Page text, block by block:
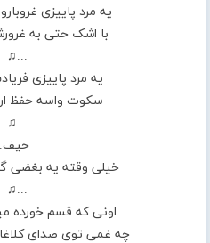
یه مرد پاییزی
با اشک حتی به
یه مرد پاییزی
سکوت واسه حفظ
خیلی وقته یه بغضی
اونی که قسم خورده
چه غمی توی صدای